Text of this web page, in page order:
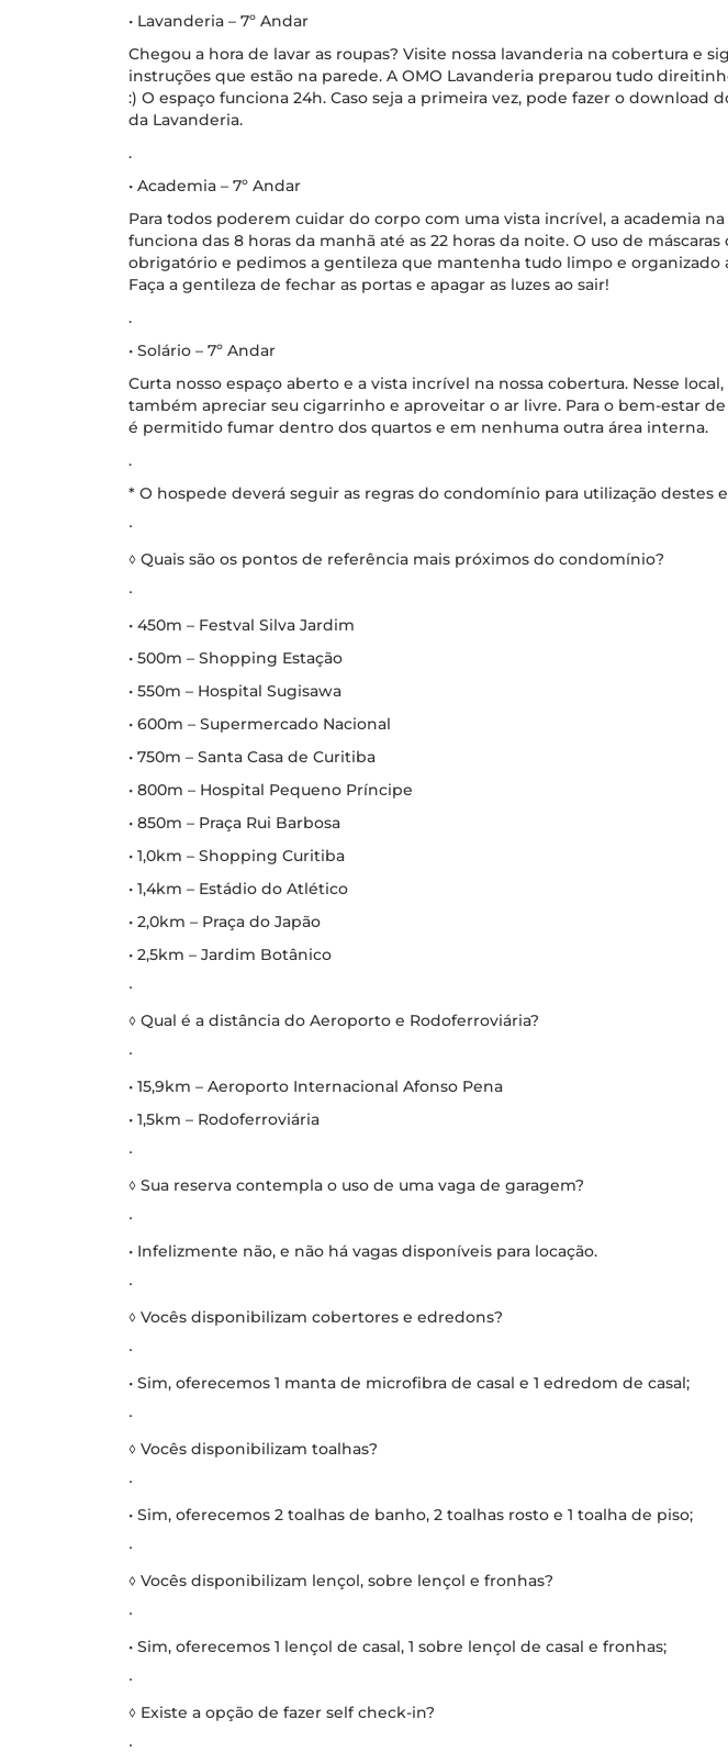
• Lavanderia – 7º Andar
Chegou a hora de lavar as roupas? Visite nossa lavanderia na cobertura e
instruções que estão na parede. A OMO Lavanderia preparou tudo
:) O espaço funciona 24h. Caso seja a primeira vez, pode fazer o download
da Lavanderia.
.
• Academia – 7º Andar
Para todos poderem cuidar do corpo com uma vista incrível, a academia
funciona das 8 horas da manhã até as 22 horas da noite. O uso de
obrigatório e pedimos a gentileza que mantenha tudo limpo e organizado
Faça a gentileza de fechar as portas e apagar as luzes ao sair!
.
• Solário – 7º Andar
Curta nosso espaço aberto e a vista incrível na nossa cobertura. Nesse
também apreciar seu cigarrinho e aproveitar o ar livre. Para o bem-estar
é permitido fumar dentro dos quartos e em nenhuma outra área interna.
.
* O hospede deverá seguir as regras do condomínio para utilização destes
∙
◊ Quais são os pontos de referência mais próximos do condomínio?
∙
• 450m – Festval Silva Jardim
• 500m – Shopping Estação
• 550m – Hospital Sugisawa
• 600m – Supermercado Nacional
• 750m – Santa Casa de Curitiba
• 800m – Hospital Pequeno Príncipe
• 850m – Praça Rui Barbosa
• 1,0km – Shopping Curitiba
• 1,4km – Estádio do Atlético
• 2,0km – Praça do Japão
• 2,5km – Jardim Botânico
∙
◊ Qual é a distância do Aeroporto e Rodoferroviária?
∙
• 15,9km – Aeroporto Internacional Afonso Pena
• 1,5km – Rodoferroviária
∙
◊ Sua reserva contempla o uso de uma vaga de garagem?
∙
• Infelizmente não, e não há vagas disponíveis para locação.
∙
◊ Vocês disponibilizam cobertores e edredons?
∙
• Sim, oferecemos 1 manta de microfibra de casal e 1 edredom de casal;
∙
◊ Vocês disponibilizam toalhas?
∙
• Sim, oferecemos 2 toalhas de banho, 2 toalhas rosto e 1 toalha de piso;
∙
◊ Vocês disponibilizam lençol, sobre lençol e fronhas?
∙
• Sim, oferecemos 1 lençol de casal, 1 sobre lençol de casal e fronhas;
∙
◊ Existe a opção de fazer self check-in?
∙